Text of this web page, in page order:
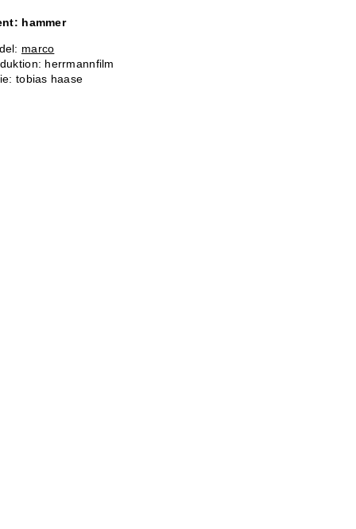
hammer
marco
herrmannfilm
tobias haase